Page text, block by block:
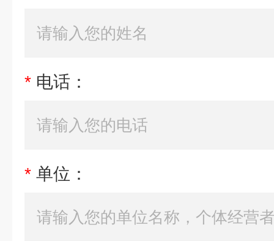
* 电话：
* 单位：